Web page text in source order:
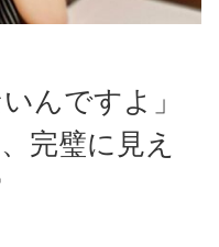
んですよ」
完璧に見え